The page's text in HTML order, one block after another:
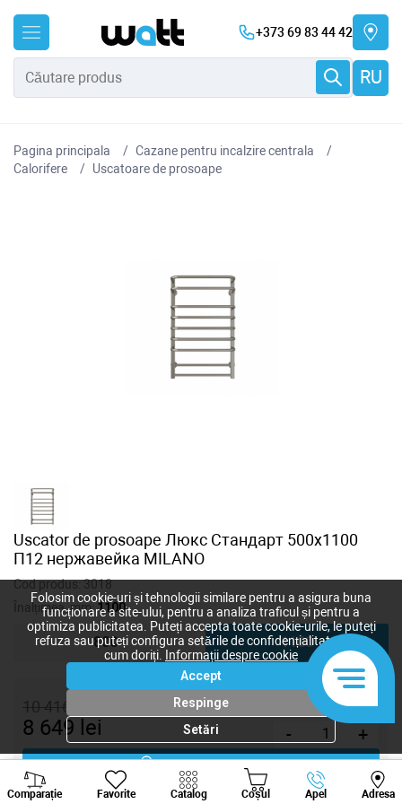
+373 69 83 44 42
RU
Pagina principala
Cazane pentru incalzire centrala
Сalorifere
Uscatoare de prosoape
Uscator de prosoape Люкс Стандарт 500x1100
П12 нержавейка MILANO
Cod produs:3018
Înalțimea, mm:1100
800 1100
10 416
8 649 lei - +
Cumpără acum
Comparație Favorite Catalog Coșul Apel Adresa
Viber Whatsapp
Folosim cookie-uri și tehnologii similare pentru a asigura buna
funcționare a site-ului, pentru a analiza traficul și pentru a
optimiza publicitatea. Puteți accepta toate cookie-urile, le puteți
refuza sau puteți configura setările de confidențialitate după
cum doriți.
Informații despre cookie
Accept
Respinge
Setări